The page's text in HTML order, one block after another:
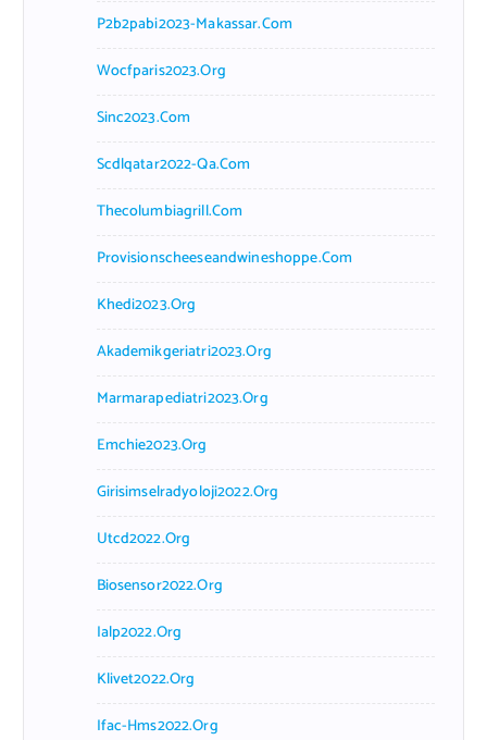
P2b2pabi2023-Makassar.com
Wocfparis2023.org
Sinc2023.com
Scdlqatar2022-Qa.com
Thecolumbiagrill.com
Provisionscheeseandwineshoppe.com
Khedi2023.org
Akademikgeriatri2023.org
Marmarapediatri2023.org
Emchie2023.org
Girisimselradyoloji2022.org
Utcd2022.org
Biosensor2022.org
Ialp2022.org
Klivet2022.org
Ifac-Hms2022.org